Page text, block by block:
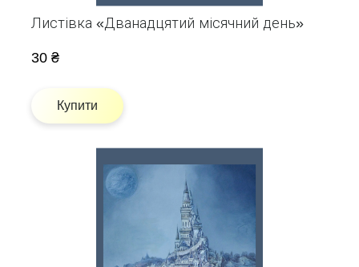
Листівка «Дванадцятий місячний день»
30 ₴
Купити